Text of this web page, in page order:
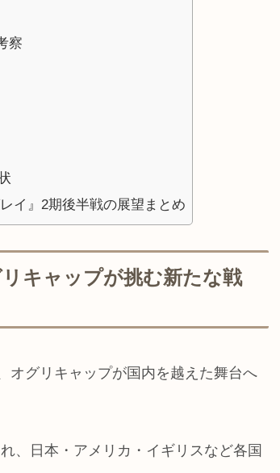
察
イ』2期後半戦の展望まとめ
キャップが挑む新たな戦
オグリキャップが国内を越えた舞台へ
、日本・アメリカ・イギリスなど各国